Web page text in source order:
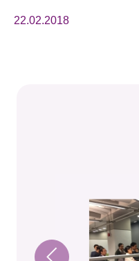
22.02.2018